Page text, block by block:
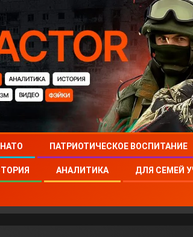
ПАТРИОТИЧЕСКОЕ ВОСПИТАНИЕ
АНАЛИТИКА ДЛЯ СЕМЕЙ